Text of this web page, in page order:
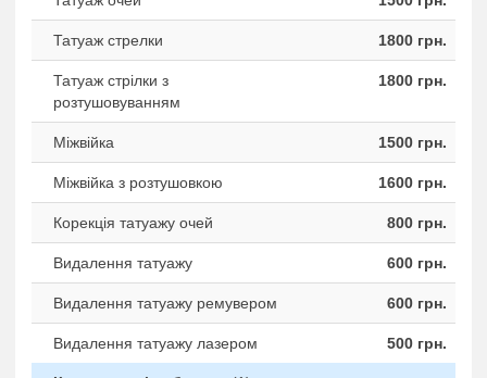
Татуаж стрелки 1800 грн.
Татуаж стрілки з
розтушовуванням
1800 грн.
Міжвійка 1500 грн.
Міжвійка з розтушовкою 1600 грн.
Корекція татуажу очей 800 грн.
Видалення татуажу 600 грн.
Видалення татуажу ремувером 600 грн.
Видалення татуажу лазером 500 грн.